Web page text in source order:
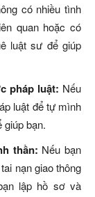
có nhiều tình
quan hoặc có
luật sư để giúp
pháp luật: Nếu
luật để tự mình
giúp bạn.
thần: Nếu bạn
nạn giao thông
lập hồ sơ và